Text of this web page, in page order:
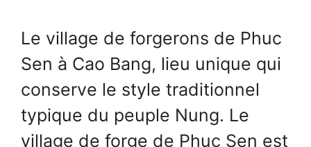
Le village de forgerons de Phuc
Sen à Cao Bang, lieu unique qui
conserve le style traditionnel
typique du peuple Nung. Le
village de forge de Phuc Sen est